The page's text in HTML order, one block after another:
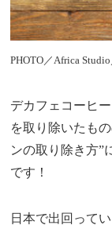
PHOTO／Africa
デカフェコーヒ
を取り除いたも
ンの取り除き方”
です！
日本で出回って